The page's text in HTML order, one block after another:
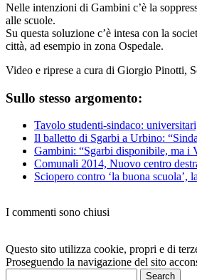
Nelle intenzioni di Gambini c’è la
alle scuole.
Su questa soluzione c’è intesa con la
città, ad esempio in zona Ospedale.
Video e riprese a cura di Giorgio Pinotti,
Sullo stesso argomento:
Tavolo studenti-sindaco:
Il balletto di Sgarbi a Urbino:
Gambini: “Sgarbi disponibile, ma i
Comunali 2014, Nuovo centro
Sciopero contro ‘la buona
I commenti sono chiusi
Questo sito utilizza cookie, propri e di
Proseguendo la navigazione del sito